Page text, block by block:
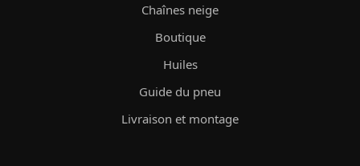
Chaînes neige
Boutique
Huiles
Guide du pneu
Livraison et montage